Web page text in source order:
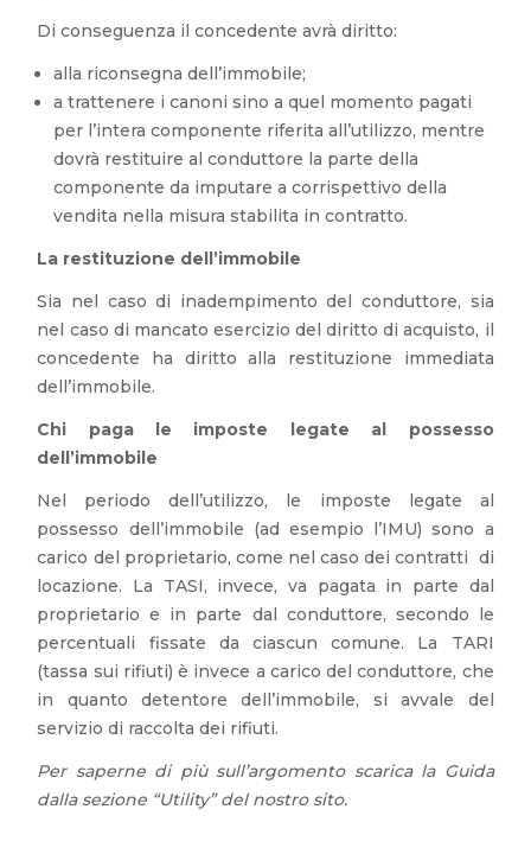
Di conseguenza il concedente avrà diritto:
alla riconsegna dell’immobile;
a trattenere i canoni sino a quel momento pagati
per l’intera componente riferita all’utilizzo, mentre
dovrà restituire al conduttore la parte della
componente da imputare a corrispettivo della
vendita nella misura stabilita in contratto.
La restituzione dell’immobile
Sia nel caso di inadempimento del conduttore, sia
nel caso di mancato esercizio del diritto di acquisto, il
concedente ha diritto alla restituzione immediata
dell’immobile.
Chi paga le imposte legate al possesso
dell’immobile
Nel periodo dell’utilizzo, le imposte legate al
possesso dell’immobile (ad esempio l’IMU) sono a
carico del proprietario, come nel caso dei contratti di
locazione. La TASI, invece, va pagata in parte dal
proprietario e in parte dal conduttore, secondo le
percentuali fissate da ciascun comune. La TARI
(tassa sui rifiuti) è invece a carico del conduttore, che
in quanto detentore dell’immobile, si avvale del
servizio di raccolta dei rifiuti.
Per saperne di più sull’argomento scarica la Guida
dalla sezione “Utility” del nostro sito.